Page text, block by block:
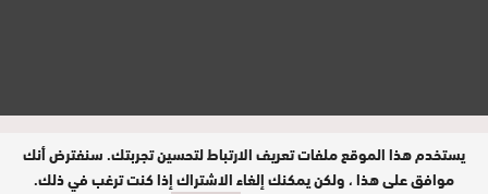
مدير النشر : فتح الله الرفاعي | عدد الزوار
اليومي : 9 آلاف
يستخدم هذا الموقع ملفات تعريف الارتباط لتحسين تجربتك. سنفترض أنك
موافق على هذا ، ولكن يمكنك إلغاء الاشتراك إذا كنت ترغب في ذلك.